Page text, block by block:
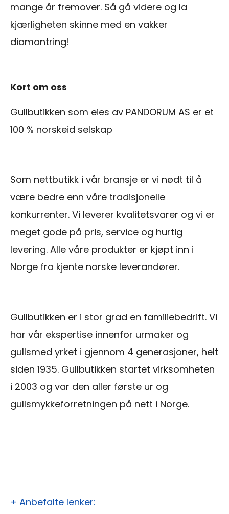
mange år fremover. Så gå videre og la
kjærligheten skinne med en vakker
diamantring!
Kort om oss
Gullbutikken som eies av PANDORUM AS er et
100 % norskeid selskap
Som nettbutikk i vår bransje er vi nødt til å
være bedre enn våre tradisjonelle
konkurrenter. Vi leverer kvalitetsvarer og vi er
meget gode på pris, service og hurtig
levering. Alle våre produkter er kjøpt inn i
Norge fra kjente norske leverandører.
Gullbutikken er i stor grad en familiebedrift. Vi
har vår ekspertise innenfor urmaker og
gullsmed yrket i gjennom 4 generasjoner, helt
siden 1935. Gullbutikken startet virksomheten
i 2003 og var den aller første ur og
gullsmykkeforretningen på nett i Norge.
+ Anbefalte lenker: